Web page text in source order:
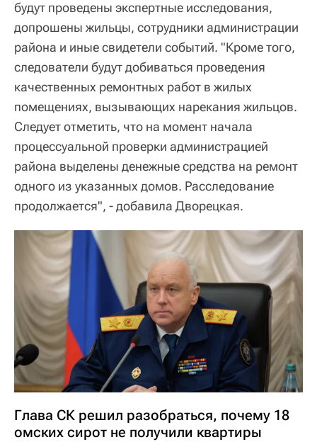
будут проведены экспертные исследования,
допрошены жильцы, сотрудники администрации
района и иные свидетели событий. "Кроме того,
следователи будут добиваться проведения
качественных ремонтных работ в жилых
помещениях, вызывающих нарекания жильцов.
Следует отметить, что на момент начала
процессуальной проверки администрацией
района выделены денежные средства на ремонт
одного из указанных домов. Расследование
продолжается", - добавила Дворецкая.
Глава СК решил разобраться, почему 18
омских сирот не получили квартиры